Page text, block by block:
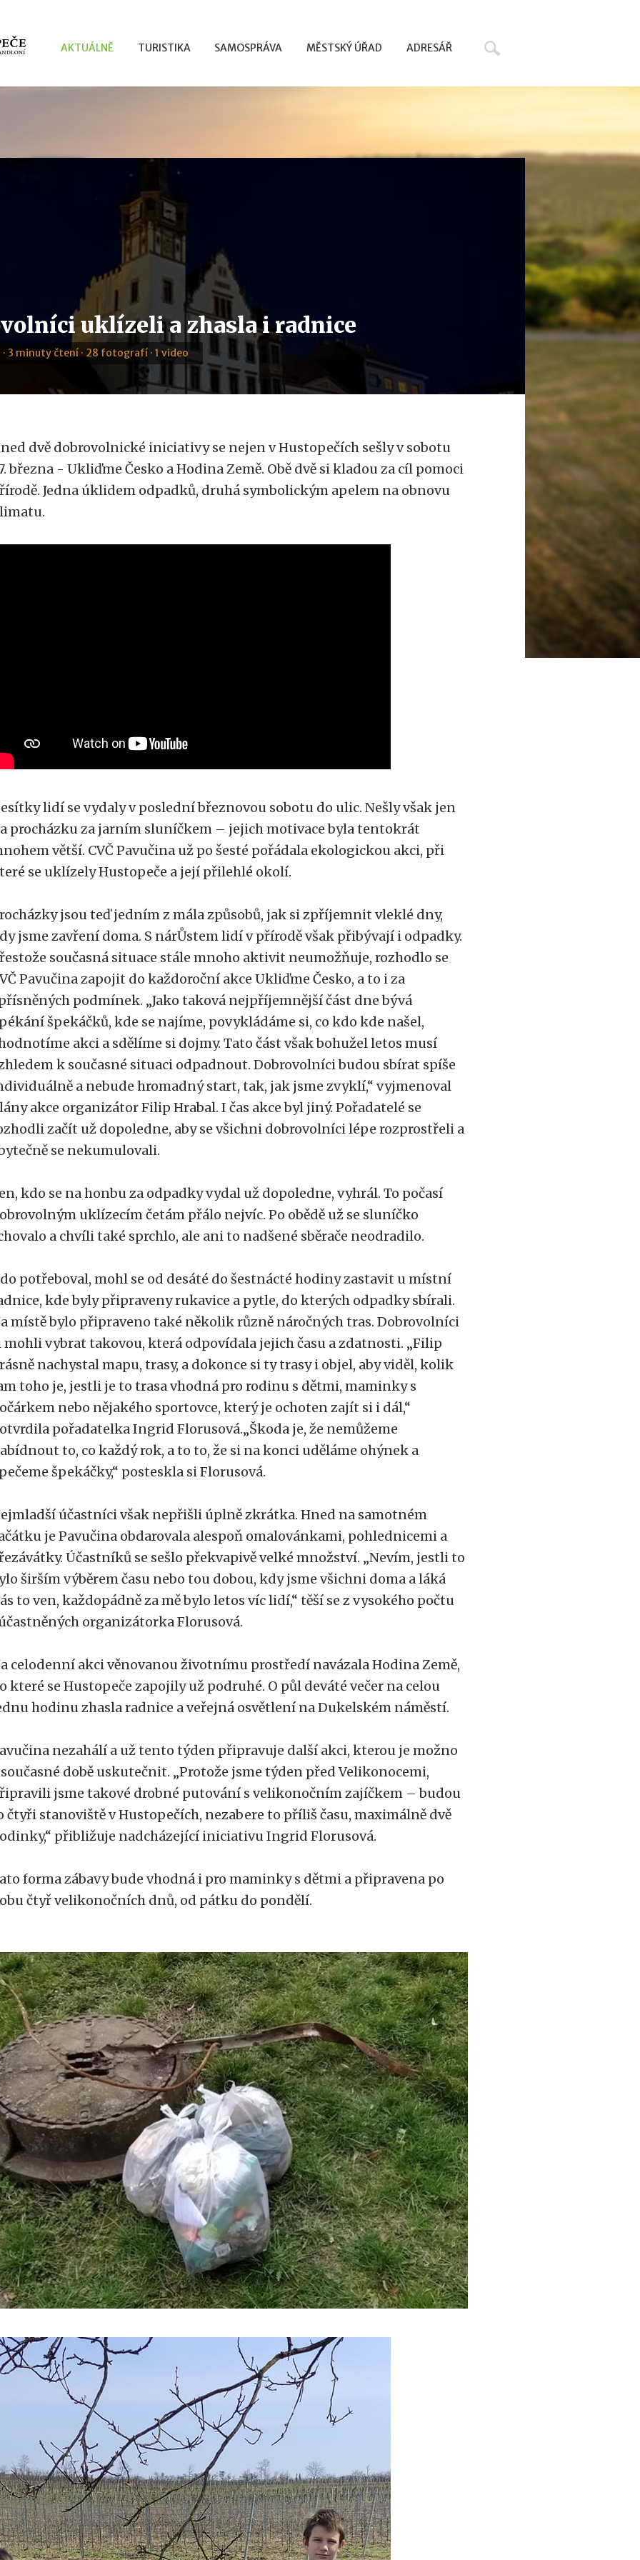
AKTUÁLNĚ TURISTIKA SAMOSPRÁVA MĚSTSKÝ ÚŘAD ADRESÁŘ
uklízeli a zhasla i radnice
· 3 minuty čtení · 28 fotografí · 1 video
dvě dobrovolnické iniciativy se nejen v Hustopečích sešly v sobotu
března - Ukliďme Česko a Hodina Země. Obě dvě si kladou za cíl pomoci
Jedna úklidem odpadků, druhá symbolickým apelem na obnovu
lidí se vydaly v poslední březnovou sobotu do ulic. Nešly však jen
procházku za jarním sluníčkem – jejich motivace byla tentokrát
větší. CVČ Pavučina už po šesté pořádala ekologickou akci, při
se uklízely Hustopeče a její přilehlé okolí.
jsou teď jedním z mála způsobů, jak si zpříjemnit vleklé dny,
jsme zavření doma. S nárŮstem lidí v přírodě však přibývají i odpadky.
současná situace stále mnoho aktivit neumožňuje, rozhodlo se
Pavučina zapojit do každoroční akce Ukliďme Česko, a to i za
podmínek. „Jako taková nejpříjemnější část dne bývá
špekáčků, kde se najíme, povykládáme si, co kdo kde našel,
akci a sdělíme si dojmy. Tato část však bohužel letos musí
k současné situaci odpadnout. Dobrovolníci budou sbírat spíše
a nebude hromadný start, tak, jak jsme zvyklí,“ vyjmenoval
akce organizátor Filip Hrabal. I čas akce byl jiný. Pořadatelé se
začít už dopoledne, aby se všichni dobrovolníci lépe rozprostřeli a
se nekumulovali.
kdo se na honbu za odpadky vydal už dopoledne, vyhrál. To počasí
uklízecím četám přálo nejvíc. Po obědě už se sluníčko
a chvíli také sprchlo, ale ani to nadšené sběrače neodradilo.
potřeboval, mohl se od desáté do šestnácté hodiny zastavit u místní
kde byly připraveny rukavice a pytle, do kterých odpadky sbírali.
místě bylo připraveno také několik různě náročných tras. Dobrovolníci
mohli vybrat takovou, která odpovídala jejich času a zdatnosti. „Filip
nachystal mapu, trasy, a dokonce si ty trasy i objel, aby viděl, kolik
toho je, jestli je to trasa vhodná pro rodinu s dětmi, maminky s
nebo nějakého sportovce, který je ochoten zajít si i dál,“
pořadatelka Ingrid Florusová.„Škoda je, že nemůžeme
to, co každý rok, a to to, že si na konci uděláme ohýnek a
špekáčky,“ posteskla si Florusová.
účastníci však nepřišli úplně zkrátka. Hned na samotném
je Pavučina obdarovala alespoň omalovánkami, pohlednicemi a
Účastníků se sešlo překvapivě velké množství. „Nevím, jestli to
širším výběrem času nebo tou dobou, kdy jsme všichni doma a láká
to ven, každopádně za mě bylo letos víc lidí,“ těší se z vysokého počtu
organizátorka Florusová.
celodenní akci věnovanou životnímu prostředí navázala Hodina Země,
které se Hustopeče zapojily už podruhé. O půl deváté večer na celou
hodinu zhasla radnice a veřejná osvětlení na Dukelském náměstí.
nezahálí a už tento týden připravuje další akci, kterou je možno
době uskutečnit. „Protože jsme týden před Velikonocemi,
jsme takové drobné putování s velikonočním zajíčkem – budou
čtyři stanoviště v Hustopečích, nezabere to příliš času, maximálně dvě
přibližuje nadcházející iniciativu Ingrid Florusová.
forma zábavy bude vhodná i pro maminky s dětmi a připravena po
čtyř velikonočních dnů, od pátku do pondělí.